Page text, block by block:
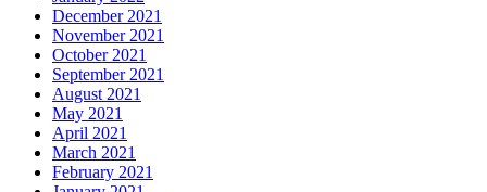
December 2021
November 2021
October 2021
September 2021
August 2021
May 2021
April 2021
March 2021
February 2021